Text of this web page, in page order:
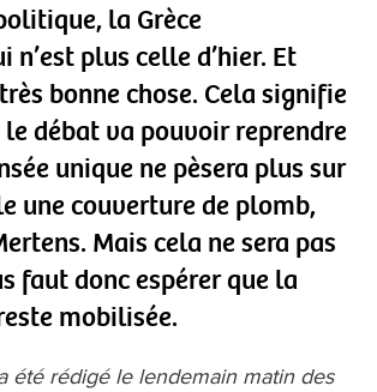
la Grèce
n’est plus celle d’hier. Et
bonne chose. Cela signifie
débat va pouvoir reprendre
unique ne pèsera plus sur
une couverture de plomb,
Mais cela ne sera pas
faut donc espérer que la
mobilisée.
été rédigé le lendemain matin des